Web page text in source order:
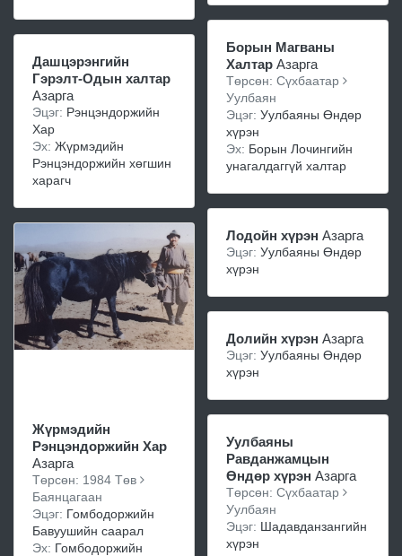
Дашцэрэнгийн
Гэрэлт-Одын халтар
Азарга
Эцэг: Рэнцэндоржийн
Хар
Эх: Жүрмэдийн
Рэнцэндоржийн хөгшин
харагч
Жүрмэдийн
Рэнцэндоржийн Хар
Азарга
Төрсөн: 1984 Төв
Баянцагаан
Эцэг: Гомбодоржийн
Бавуушийн саарал
Эх: Гомбодоржийн
Борын Магваны
Халтар Азарга
Төрсөн: Сүхбаатар
Уулбаян
Эцэг: Уулбаяны Өндөр
хүрэн
Эх: Борын Лочингийн
унагалдаггүй халтар
Лодойн хүрэн Азарга
Эцэг: Уулбаяны Өндөр
хүрэн
Долийн хүрэн Азарга
Эцэг: Уулбаяны Өндөр
хүрэн
Уулбаяны
Равданжамцын
Өндөр хүрэн Азарга
Төрсөн: Сүхбаатар
Уулбаян
Эцэг: Шадавданзангийн
хүрэн